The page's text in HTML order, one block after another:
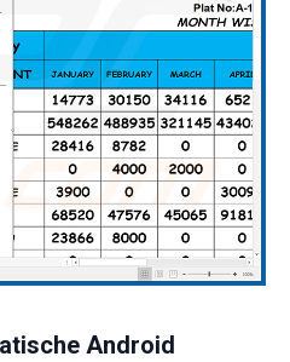
Android